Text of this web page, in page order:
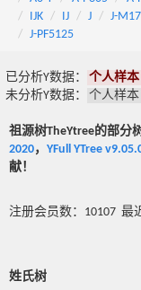
IJK
IJ J J-
J-PF5125
已分析Y数据： 个人样本
未分析Y数据：
个人样本
祖源树TheYtree的部分
2020， YFull YTree
献！
注册会员数：10107 最
姓氏树